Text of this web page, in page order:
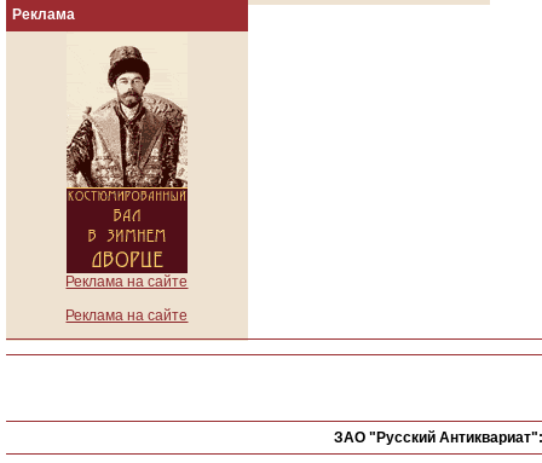
Реклама
Реклама на сайте
Реклама на сайте
ЗАО "Русский Антиквариат":